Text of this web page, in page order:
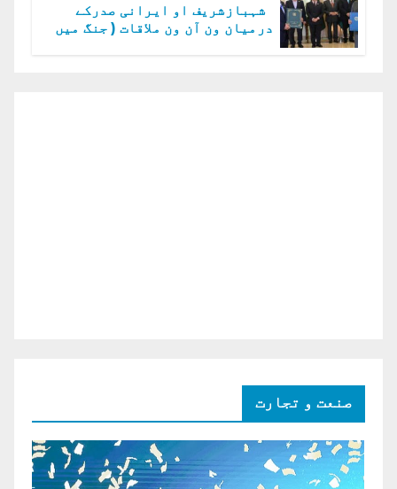
شہبازشریف او ایرانی صدرکے
درمیان ون آن ون ملاقات ( جنگ میں
صنعت و تجارت